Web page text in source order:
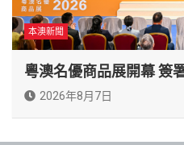
本澳新聞
粵澳名優商品展開幕 簽
2026年8月7日